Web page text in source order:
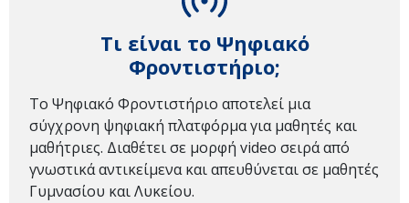
Τι είναι το Ψηφιακό
Φροντιστήριο;
Το Ψηφιακό Φροντιστήριο αποτελεί μια
σύγχρονη ψηφιακή πλατφόρμα για μαθητές και
μαθήτριες. Διαθέτει σε μορφή video σειρά από
γνωστικά αντικείμενα και απευθύνεται σε μαθητές
Γυμνασίου και Λυκείου.